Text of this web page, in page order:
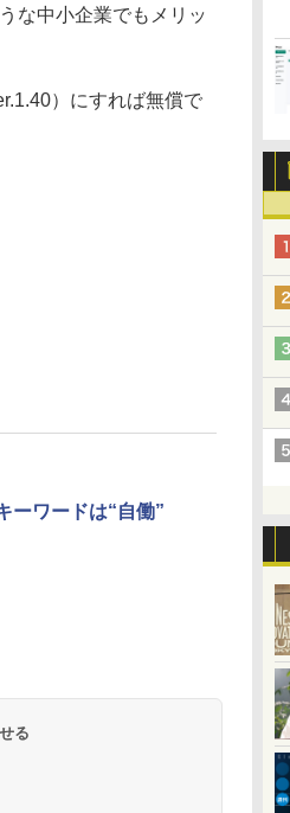
な中小企業でもメリッ
）にすれば無償で
ーワードは“自働”
る